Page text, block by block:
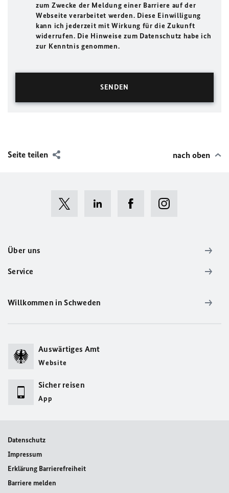
zum Zwecke der Meldung einer Barriere auf der
Webseite verarbeitet werden. Diese Einwilligung
kann ich jederzeit mit Wirkung für die Zukunft
widerrufen. Die Hinweise zum Datenschutz habe ich
zur Kenntnis genommen.
Seite teilen nach oben
Über uns
Service
Willkommen in Schweden
Auswärtiges Amt
Website
Sicher reisen
App
Datenschutz
Impressum
Erklärung Barrierefreiheit
Barriere melden